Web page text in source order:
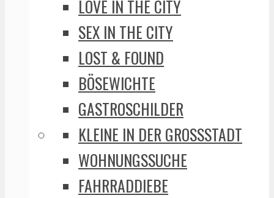
LOVE IN THE CITY
SEX IN THE CITY
LOST & FOUND
BÖSEWICHTE
GASTROSCHILDER
KLEINE IN DER GROSSSTADT
WOHNUNGSSUCHE
FAHRRADDIEBE